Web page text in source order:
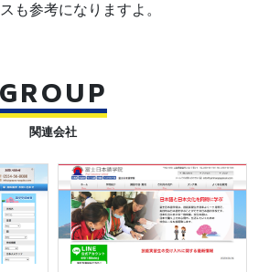
も参考になりますよ。
GROUP
関連会社